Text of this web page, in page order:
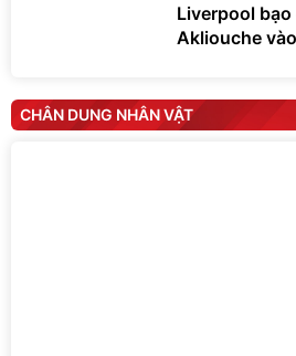
Liverpool
Akliouche
CHÂN DUNG NHÂN VẬT